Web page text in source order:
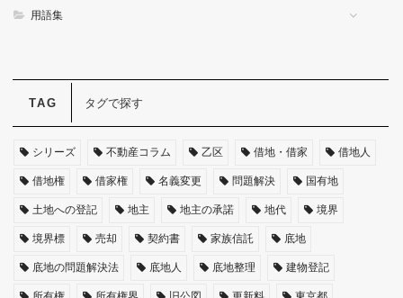
用語集
タグで探す
シリーズ 不動産コラム 乙区 借地・借家 借地人
借地権 借家権 名義変更 問題解決 国有地
土地への登記 地主 地主の承諾 地代 境界
境界標 売却 契約書 家族信託 底地
底地の問題解決法 底地人 底地整理 建物登記